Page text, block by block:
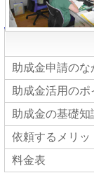
助成金申請のな
助成金活用のポ
助成金の基礎知
依頼するメリッ
料金表